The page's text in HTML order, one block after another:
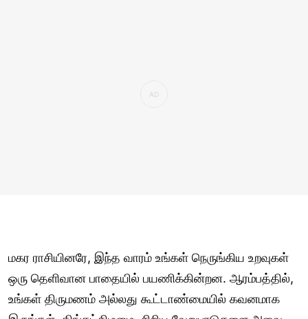
மகர ராசியினரே, இந்த வாரம் உங்கள் நெருங்கிய உறவுகள்
ஒரு தெளிவான பாதையில் பயணிக்கின்றன. ஆரம்பத்தில்,
உங்கள் திருமணம் அல்லது கூட்டாண்மையில் கவனமாக